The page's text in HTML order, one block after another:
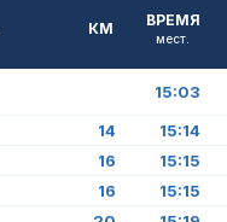
КМ ВРЕМЯ
мест.
15:03
14 15:14
16 15:15
16 15:15